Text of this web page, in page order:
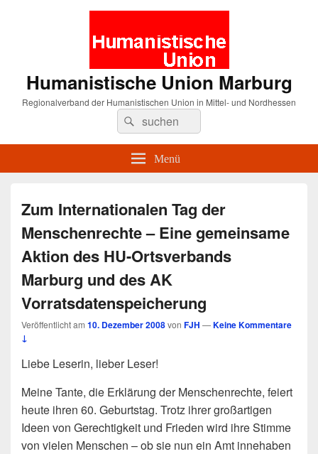
Humanistische Union Marburg
Regionalverband der Humanistischen Union in Mittel- und Nordhessen
Suche
nach:
Suchen
Menü
Zum Internationalen Tag der
Menschenrechte – Eine gemeinsame
Aktion des HU-Ortsverbands
Marburg und des AK
Vorratsdatenspeicherung
Veröffentlicht am 10. Dezember 2008von FJH —Keine Kommentare
↓
Liebe Leserin, lieber Leser!
Meine Tante, die Erklärung der Menschenrechte, feiert
heute ihren 60. Geburtstag. Trotz ihrer großartigen
Ideen von Gerechtigkeit und Frieden wird ihre Stimme
von vielen Menschen – ob sie nun ein Amt innehaben